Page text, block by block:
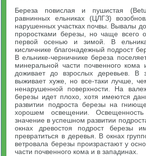
Береза повислая и пушистая
равнинных ельниках (ЦЛГЗ)
нарушенных участках почвы. Вывалы
проростками березы, но чаще всего
первой осенью и зимой. В
кисличнике благонадежный подрост
В ельнике-черничнике береза
минеральной части почвенного кома
доживает до взрослых деревьев. В
выживает хуже, но все-таки лучше,
ненарушенной поверхности. На
березы идет плохо, хотя имеются
развитии подроста березы на
хорошем освещении.
значение в успешном развитии
окнах древостоя подрост березы
превратиться в деревья. В окнах
ветровала березы произрастают у
части почвенного кома и в западинах.